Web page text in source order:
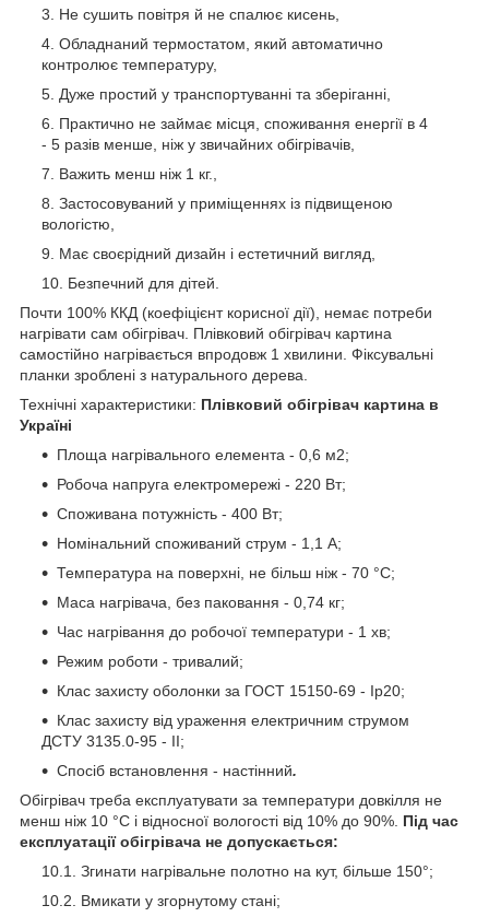
Не сушить повітря й не спалює кисень,
Обладнаний термостатом, який автоматично
контролює температуру,
Дуже простий у транспортуванні та зберіганні,
Практично не займає місця, споживання енергії в 4
- 5 разів менше, ніж у звичайних обігрівачів,
Важить менш ніж 1 кг.,
Застосовуваний у приміщеннях із підвищеною
вологістю,
Має своєрідний дизайн і естетичний вигляд,
Безпечний для дітей.
Почти 100% ККД (коефіцієнт корисної дії), немає потреби
нагрівати сам обігрівач. Плівковий обігрівач картина
самостійно нагрівається впродовж 1 хвилини. Фіксувальні
планки зроблені з натурального дерева.
Технічні характеристики: Плівковий обігрівач картина в
Україні
Площа нагрівального елемента - 0,6 м2;
Робоча напруга електромережі - 220 Вт;
Споживана потужність - 400 Вт;
Номінальний споживаний струм - 1,1 А;
Температура на поверхні, не більш ніж - 70 °C;
Маса нагрівача, без паковання - 0,74 кг;
Час нагрівання до робочої температури - 1 хв;
Режим роботи - тривалий;
Клас захисту оболонки за ГОСТ 15150-69 - Ip20;
Клас захисту від ураження електричним струмом
ДСТУ 3135.0-95 - II;
Спосіб встановлення - настінний.
Обігрівач треба експлуатувати за температури довкілля не
менш ніж 10 °C і відносної вологості від 10% до 90%. Під час
експлуатації обігрівача не допускається:
Згинати нагрівальне полотно на кут, більше 150°;
Вмикати у згорнутому стані;